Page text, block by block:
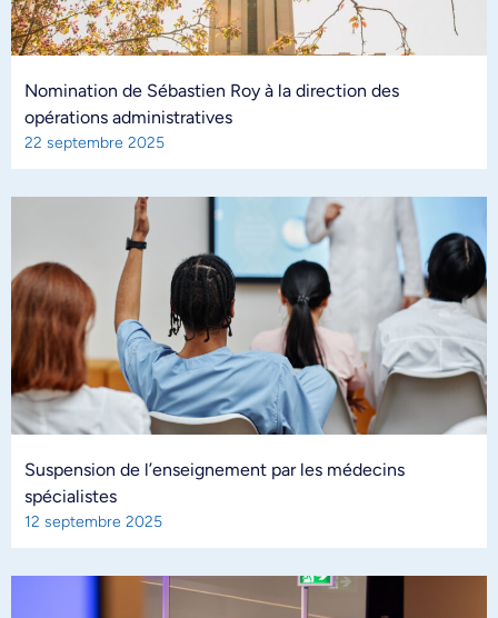
Nomination de Sébastien Roy à la direction des
opérations administratives
22 septembre 2025
Suspension de l’enseignement par les médecins
spécialistes
12 septembre 2025